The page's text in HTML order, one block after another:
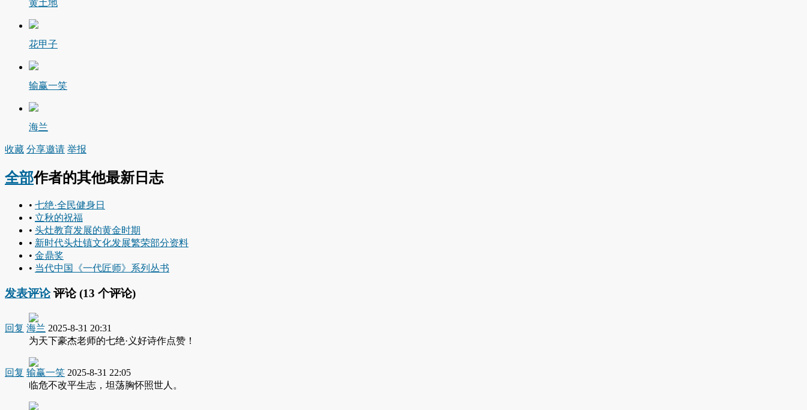
黄土地
花甲子
输赢一笑
海兰
收藏 分享邀请 举报
全部作者的其他最新日志
• 七绝·全民健身日
• 立秋的祝福
• 头灶教育发展的黄金时期
• 新时代头灶镇文化发展繁荣部分资料
• 金鼎奖
• 当代中国《一代匠师》系列丛书
发表评论评论 (13 个评论)
回复 海兰 2025-8-31 20:31
为天下豪杰老师的七绝·义好诗作点赞！
回复 输赢一笑 2025-8-31 22:05
临危不改平生志，坦荡胸怀照世人。